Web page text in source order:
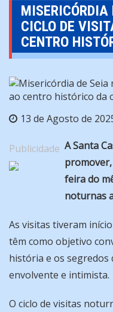
CICLO DE
CENTRO
13 de Agosto de
Publicidade A Santa
feira do
noturnas
As visitas tiveram
têm como objetivo
história e os segredos
envolvente e intimista.
O ciclo de visitas